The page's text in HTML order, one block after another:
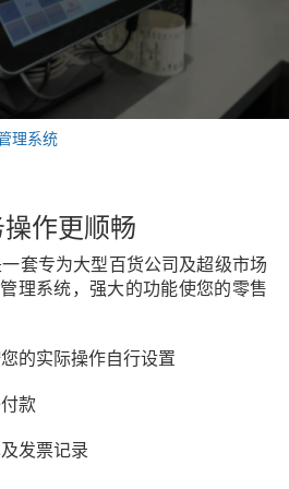
理系统
作更顺畅
套专为大型百货公司及超级市场
理系统，强大的功能使您的零售
的实际操作自行设置
款
发票记录